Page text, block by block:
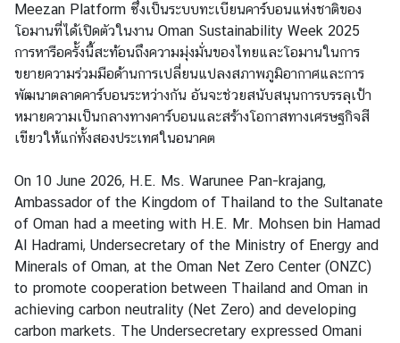
ธุ
ร
กิ
จ
|
B
u
s
i
n
e
s
s
Meezan Platform ซึ่งเป็นระบบทะเบียนคาร์บอนแห่งชาติของ
โอมานที่ได้เปิดตัวในงาน Oman Sustainability Week 2025
การหารือครั้งนี้สะท้อนถึงความมุ่งมั่นของไทยและโอมานในการ
ขยายความร่วมมือด้านการเปลี่ยนแปลงสภาพภูมิอากาศและการ
พัฒนาตลาดคาร์บอนระหว่างกัน อันจะช่วยสนับสนุนการบรรลุเป้า
หมายความเป็นกลางทางคาร์บอนและสร้างโอกาสทางเศรษฐกิจสี
เขียวให้แก่ทั้งสองประเทศในอนาคต
On 10 June 2026, H.E. Ms. Warunee Pan-krajang,
Ambassador of the Kingdom of Thailand to the Sultanate
of Oman had a meeting with H.E. Mr. Mohsen bin Hamad
Al Hadrami, Undersecretary of the Ministry of Energy and
Minerals of Oman, at the Oman Net Zero Center (ONZC)
to promote cooperation between Thailand and Oman in
achieving carbon neutrality (Net Zero) and developing
carbon markets. The Undersecretary expressed Omani